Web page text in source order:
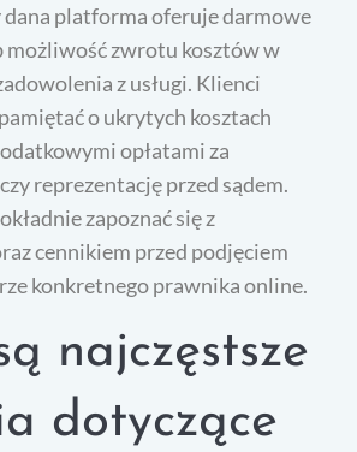
dana platforma oferuje darmowe
możliwość zwrotu kosztów w
z usługi. Klienci
o ukrytych kosztach
opłatami za
reprezentację przed sądem.
zapoznać się z
cennikiem przed podjęciem
konkretnego prawnika online.
najczęstsze
dotyczące